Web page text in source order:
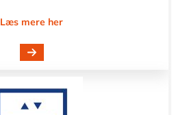
Læs mere her